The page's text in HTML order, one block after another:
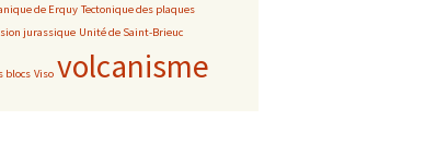
de Erquy Tectonique des plaques
jurassique Unité de Saint-Brieuc
blocs Viso volcanisme